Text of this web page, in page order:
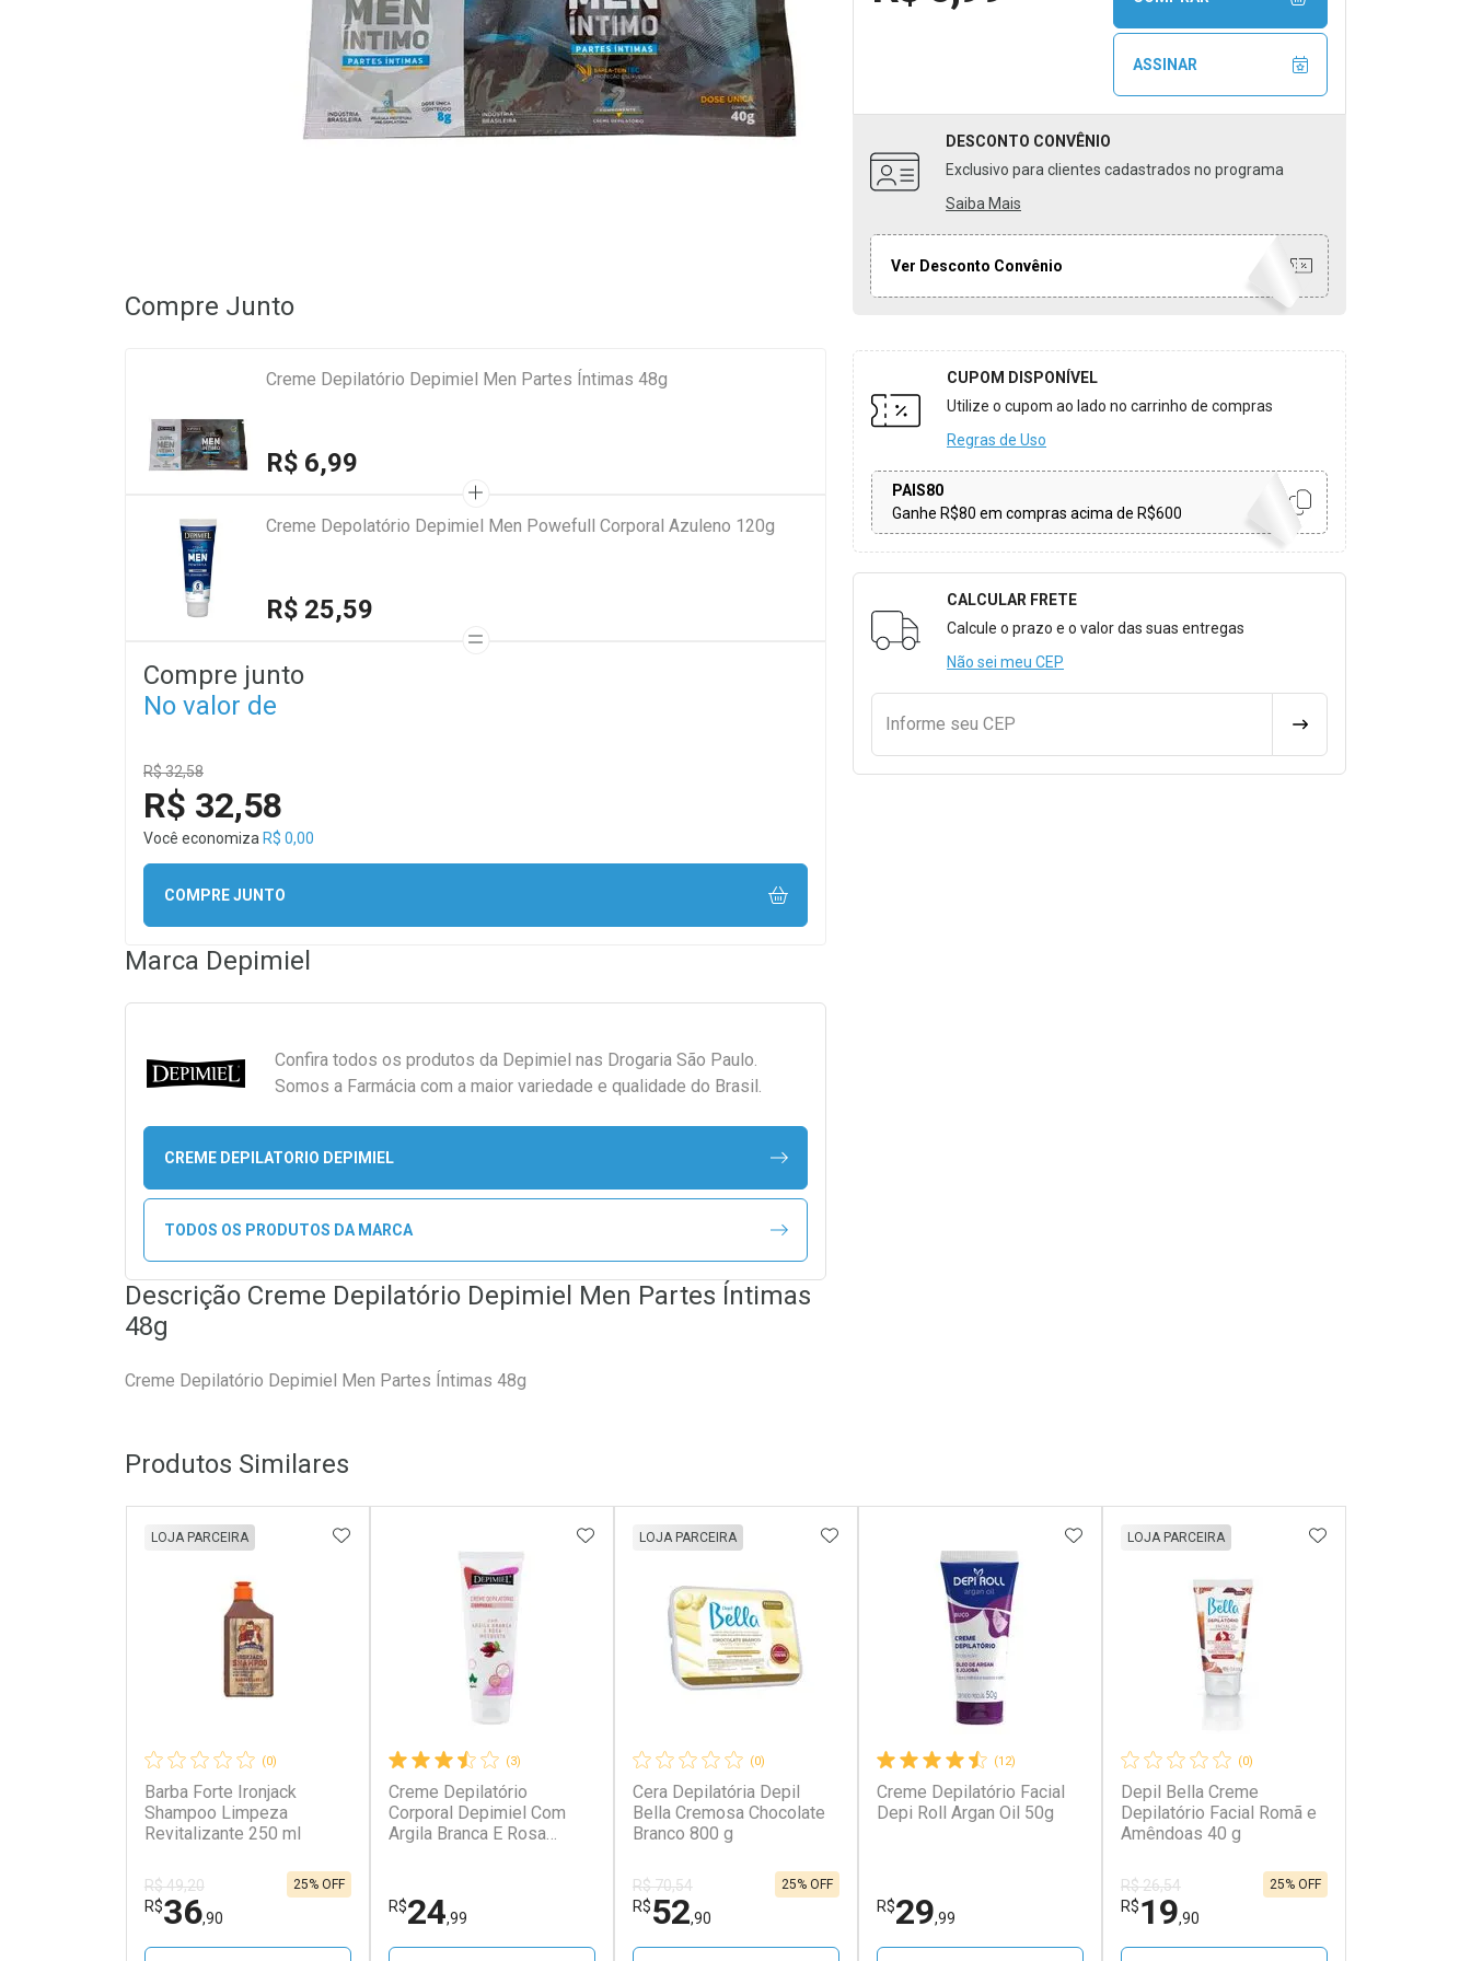
ASSINAR
DESCONTO CONVÊNIO
Exclusivo para clientes cadastrados no programa
Saiba Mais
Ver Desconto Convênio
CUPOM DISPONÍVEL
Utilize o cupom ao lado no carrinho de compras
Regras de Uso
PAIS80
Ganhe R$80 em compras acima de R$600
Formulário para Calcular o Frete
CALCULAR FRETE
Calcule o prazo e o valor das suas entregas
Não sei meu CEP
Informe seu CEP CALCULAR FRETE
Compre Junto
Creme Depilatório Depimiel Men Partes Íntimas 48g
R$ 6,99
Creme Depolatório Depimiel Men Powefull Corporal Azuleno 120g
R$ 25,59
Compre junto
No valor de
R$ 32,58
R$ 32,58
Você economiza R$ 0,00
COMPRE JUNTO
Marca Depimiel
Confira todos os produtos da Depimiel nas Drogaria São Paulo.
Somos a Farmácia com a maior variedade e qualidade do Brasil.
CREME DEPILATORIO DEPIMIEL
TODOS OS PRODUTOS DA MARCA
Descrição Creme Depilatório Depimiel Men Partes Íntimas
48g
Creme Depilatório Depimiel Men Partes Íntimas 48g
Produtos Similares
(0)
Barba Forte Ironjack
Shampoo Limpeza
Revitalizante 250 ml
LOJA PARCEIRA
R$ 49,20
R$36,90
25% OFF
ADICIONAR AOS FAVORITOS
(3)
Creme Depilatório
Corporal Depimiel Com
Argila Branca E Rosa
R$24,99
ADICIONAR AOS FAVORITOS
(0)
Cera Depilatória Depil
Bella Cremosa Chocolate
Branco 800 g
LOJA PARCEIRA
R$ 70,54
R$52,90
25% OFF
ADICIONAR AOS FAVORITOS
(12)
Creme Depilatório Facial
Depi Roll Argan Oil 50g
R$29,99
ADICIONAR AOS FAVORITOS
(0)
Depil Bella Creme
Depilatório Facial Romã e
Amêndoas 40 g
LOJA PARCEIRA
R$ 26,54
R$19,90
25% OFF
ADICIONAR AOS